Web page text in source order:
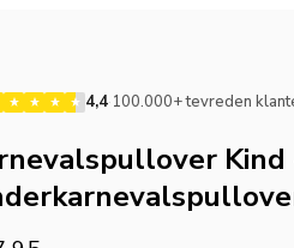
4,4·100.000+ tevreden
Kind